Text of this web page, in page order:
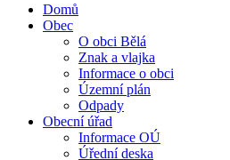
Domů
Obec
O obci Bělá
Znak a vlajka
Informace o obci
Územní plán
Odpady
Obecní úřad
Informace OÚ
Úřední deska